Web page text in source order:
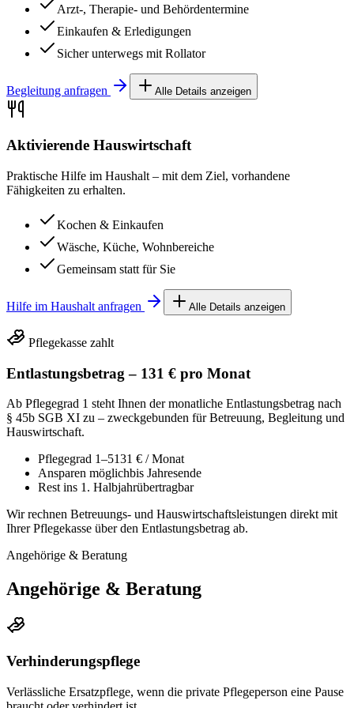
Arzt-, Therapie- und Behördentermine
Einkaufen & Erledigungen
Sicher unterwegs mit Rollator
Begleitung anfragen Alle Details anzeigen
Aktivierende Hauswirtschaft
Praktische Hilfe im Haushalt – mit dem Ziel, vorhandene
Fähigkeiten zu erhalten.
Kochen & Einkaufen
Wäsche, Küche, Wohnbereiche
Gemeinsam statt für Sie
Hilfe im Haushalt anfragen Alle Details anzeigen
Pflegekasse zahlt
Entlastungsbetrag – 131 € pro Monat
Ab Pflegegrad 1 steht Ihnen der monatliche Entlastungsbetrag nach
§ 45b SGB XI zu – zweckgebunden für Betreuung, Begleitung und
Hauswirtschaft.
Pflegegrad 1–5131 € / Monat
Ansparen möglichbis Jahresende
Rest ins 1. Halbjahrübertragbar
Wir rechnen Betreuungs- und Hauswirtschaftsleistungen direkt mit
Ihrer Pflegekasse über den Entlastungsbetrag ab.
Angehörige & Beratung
Angehörige & Beratung
Verhinderungspflege
Verlässliche Ersatzpflege, wenn die private Pflegeperson eine Pause